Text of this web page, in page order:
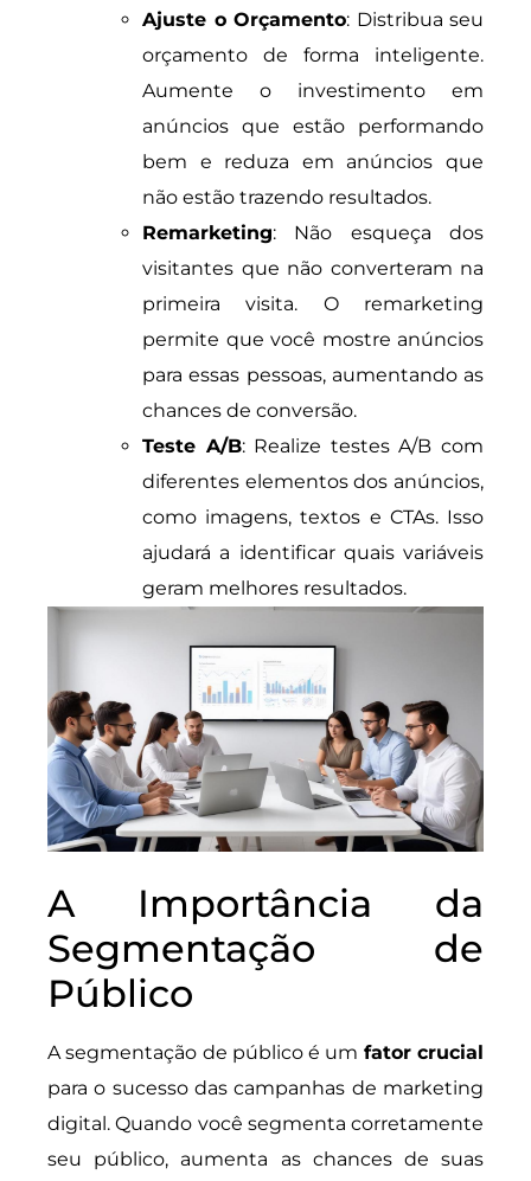
Ajuste o Orçamento: Distribua seu
orçamento de forma inteligente.
Aumente o investimento em
anúncios que estão performando
bem e reduza em anúncios que
não estão trazendo resultados.
Remarketing: Não esqueça dos
visitantes que não converteram na
primeira visita. O remarketing
permite que você mostre anúncios
para essas pessoas, aumentando as
chances de conversão.
Teste A/B: Realize testes A/B com
diferentes elementos dos anúncios,
como imagens, textos e CTAs. Isso
ajudará a identificar quais variáveis
geram melhores resultados.
A Importância da
Segmentação de
Público
A segmentação de público é um fator crucial
para o sucesso das campanhas de marketing
digital. Quando você segmenta corretamente
seu público, aumenta as chances de suas